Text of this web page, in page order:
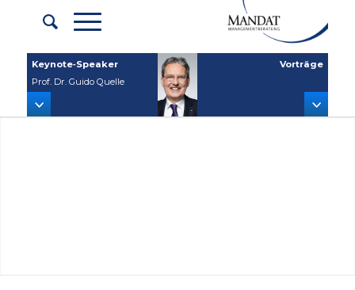
Keynote‑Speaker
Prof. Dr. Guido Quelle
Vorträge